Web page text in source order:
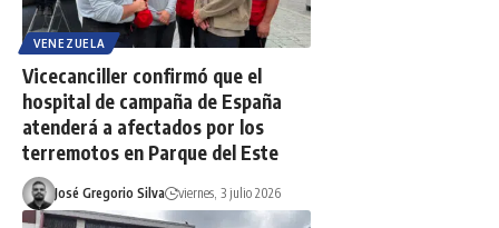
VENEZUELA
Vicecanciller confirmó que el
hospital de campaña de España
atenderá a afectados por los
terremotos en Parque del Este
José Gregorio Silva viernes, 3 julio 2026